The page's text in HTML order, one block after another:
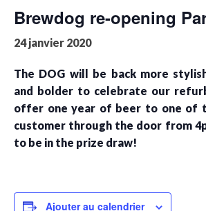
Brewdog re-opening
24 janvier 2020
The DOG will be back more
and bolder to celebrate our
offer one year of beer to one of
customer through the door from
to be in the prize draw!
Ajouter au calendrier